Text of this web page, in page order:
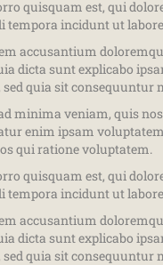
quisquam est, qui
tempora incidunt ut
accusantium
dicta sunt explicabo
quia sit consequuntur
minima veniam, quis
enim ipsam
qui ratione voluptatem.
quisquam est, qui
tempora incidunt ut
accusantium
dicta sunt explicabo
quia sit consequuntur